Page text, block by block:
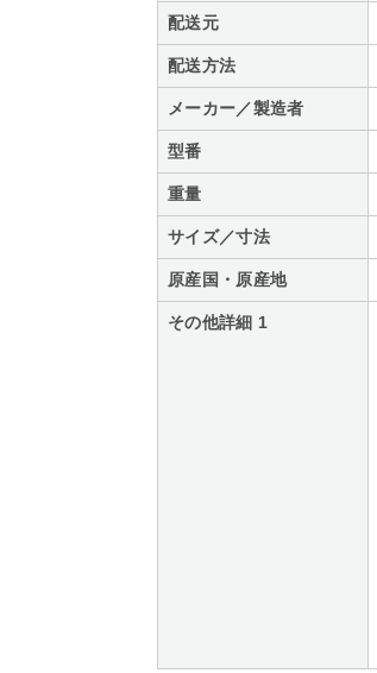
配送元
配送方法
メーカー／製造者
型番
重量
サイズ／寸法
原産国・原産地
その他詳細 1